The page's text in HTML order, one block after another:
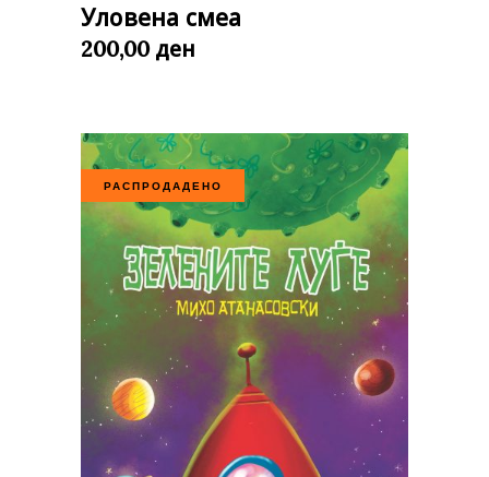
Уловена смеа
200,00 ден
РАСПРОДАДЕНО